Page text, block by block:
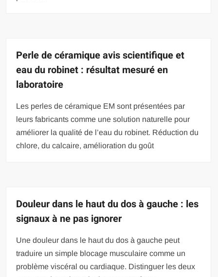
Perle de céramique avis scientifique et
eau du robinet : résultat mesuré en
laboratoire
Les perles de céramique EM sont présentées par
leurs fabricants comme une solution naturelle pour
améliorer la qualité de l’eau du robinet. Réduction du
chlore, du calcaire, amélioration du goût
Douleur dans le haut du dos à gauche : les
signaux à ne pas ignorer
Une douleur dans le haut du dos à gauche peut
traduire un simple blocage musculaire comme un
problème viscéral ou cardiaque. Distinguer les deux